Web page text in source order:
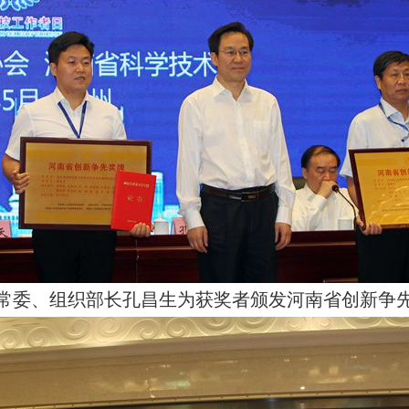
委、组织部长孔昌生为获奖者颁发河南省创新争